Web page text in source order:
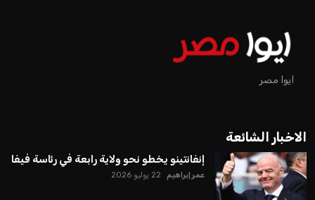
ايوا مصر
الاخبار الشائعة
إنفانتينو يخطو نحو ولاية رابعة في رئاسة فيفا
عمر إبراهيم 22 يوليو 2026